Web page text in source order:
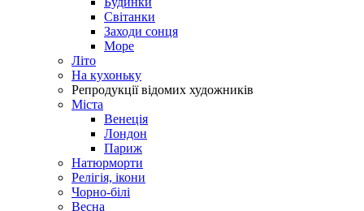
Світанки
Заходи сонця
Море
Літо
На кухоньку
Репродукції відомих художників
Міста
Венеція
Лондон
Париж
Натюрморти
Релігія, ікони
Чорно-білі
Весна